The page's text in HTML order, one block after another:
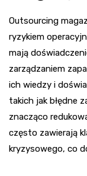
Outsourcing
ryzykiem
mają
zarządzaniem
ich wiedzy i
takich jak błędne
znacząco
często zawierają
kryzysowego, co